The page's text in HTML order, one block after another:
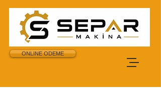
ONLINE ODEME